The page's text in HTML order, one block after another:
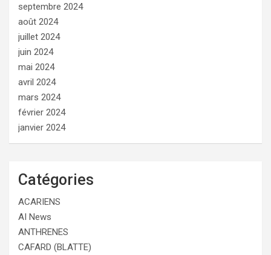
septembre 2024
août 2024
juillet 2024
juin 2024
mai 2024
avril 2024
mars 2024
février 2024
janvier 2024
Catégories
ACARIENS
AI News
ANTHRENES
CAFARD (BLATTE)